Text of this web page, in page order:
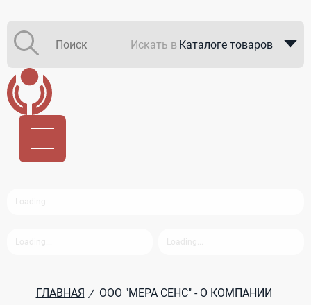
Искать в Каталоге товаров
ГЛАВНАЯ / ООО "МЕРА СЕНС" - О КОМПАНИИ